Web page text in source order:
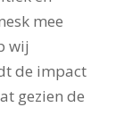
mee
wij
de impact
gezien de